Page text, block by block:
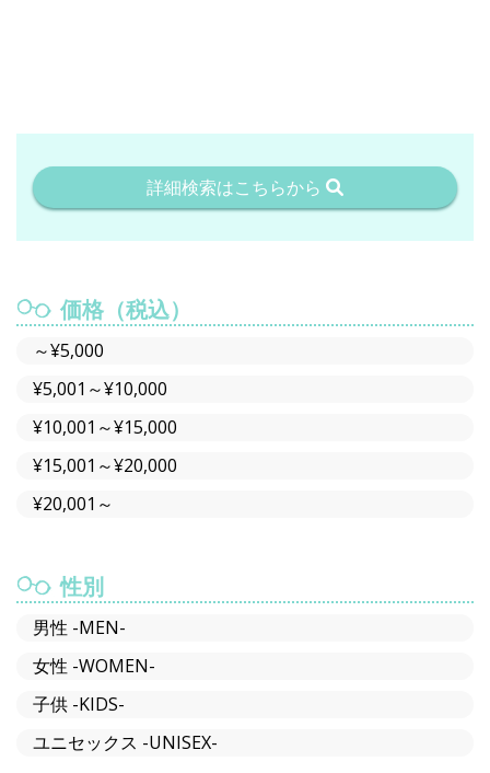
詳細検索はこちらから
価格（税込）
～¥5,000
¥5,001～¥10,000
¥10,001～¥15,000
¥15,001～¥20,000
¥20,001～
性別
男性 -MEN-
女性 -WOMEN-
子供 -KIDS-
ユニセックス -UNISEX-